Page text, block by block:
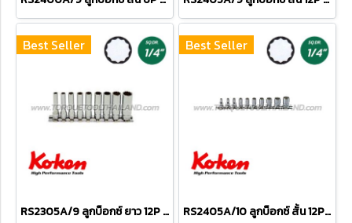
Best Seller
RS2305A/9 ลูกบ็อกซ์ ยาว 12P ชุด 9 ชิ้น (SQ.DR.1/4") Deep Socket Set on Rail
Best Seller
RS2405A/10 ลูกบ็อกซ์ สั้น 12P ชุด 10 ชิ้น (SQ.DR.1/4") Socket Set on Rail